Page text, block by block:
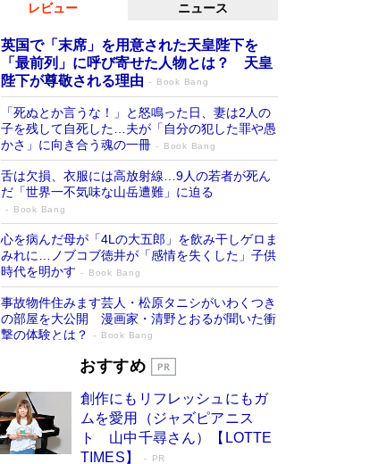
レビュー ニュース
英国で「末席」を用意された天皇陛下を
「最前列」に呼び寄せた人物とは？ 天皇
陛下が尊敬される理由
Book Bang
「死ぬとか言うな！」と怒鳴った日、妻は2人の
子を残して自死した…夫が「自分の犯した罪や愚
かさ」に向き合う魂の一冊
Book Bang
舌は欠損、衣服には高放射線…9人の若者が死ん
だ「世界一不気味な山岳遭難」に迫る
Book Bang
心を病んだ母が「4Lの大五郎」を飲み干しゲロま
みれに…ノブコブ徳井が「感情を失くした」子供
時代を明かす
Book Bang
事故物件住みます芸人・松原タニシがいわくつき
の部屋を大公開 漫画家・清野とおるが聞いた衝
撃の体験とは？
Book Bang
追悼・東野圭吾さん 週間ベストセラーラ
など代表作が並ぶ［文庫ベストセラー］
Book Bang
73歳でも働くしかない 「老後レス時代」に交通
おすすめ
創作にもリフレッシュにもガ
ムを愛用（ジャズピアニス
ト 山中千尋さん）【LOTTE
TIMES】
PR